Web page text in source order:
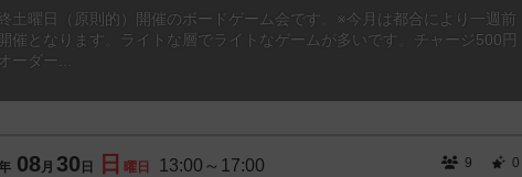
土曜日（原則的）開催のボードゲーム会です。※今月は都合により一週前
催となります。ライトな層でライトなゲームが多いです。チャージ500円
ーダー...
08 月 30 日 日 曜日 13:00～17:00 9 0